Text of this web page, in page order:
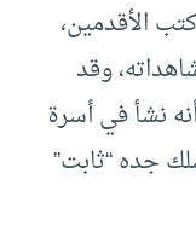
الأقدمين،
وقد
نشأ في أسرة
جده “ثابت”